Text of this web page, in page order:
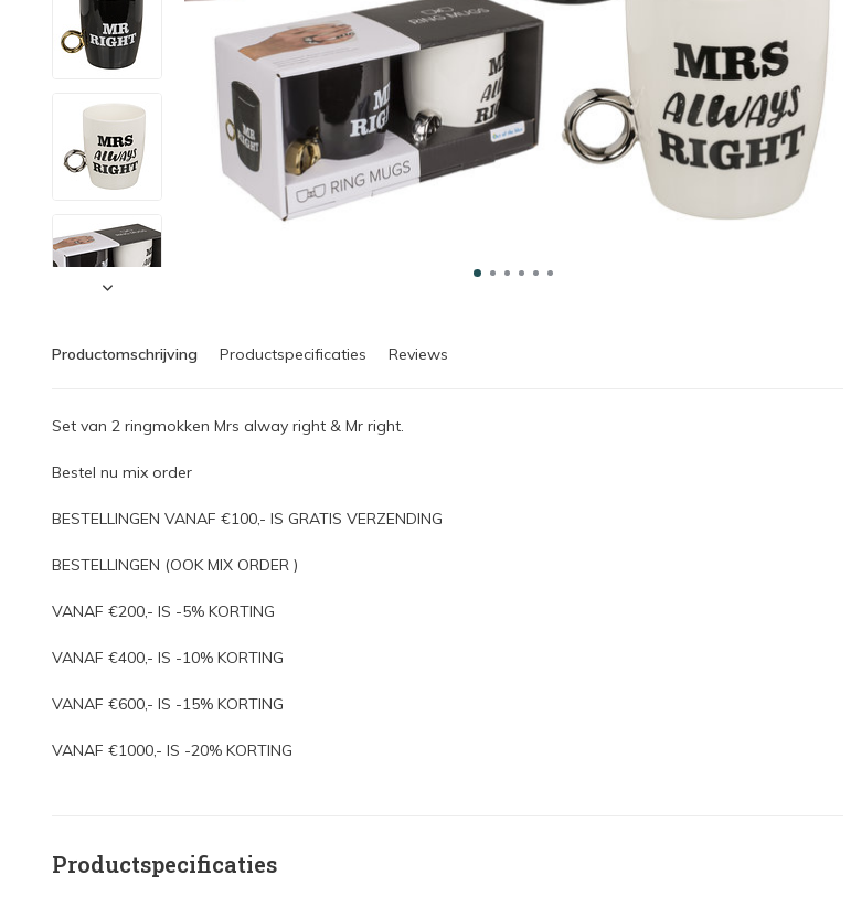
Productomschrijving Productspecificaties Reviews
Set van 2 ringmokken Mrs alway right & Mr right.
Bestel nu mix order
BESTELLINGEN VANAF €100,- IS GRATIS VERZENDING
BESTELLINGEN (OOK MIX ORDER )
VANAF €200,- IS -5% KORTING
VANAF €400,- IS -10% KORTING
VANAF €600,- IS -15% KORTING
VANAF €1000,- IS -20% KORTING
Productspecificaties